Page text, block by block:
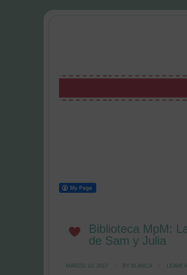
Biblioteca MpM:
de Sam y Julia
MARZO 10, 2017 BY BLANCA LEAVE